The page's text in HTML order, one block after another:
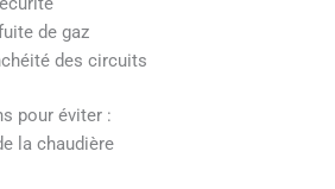
de gaz
des circuits
pour éviter :
la chaudière